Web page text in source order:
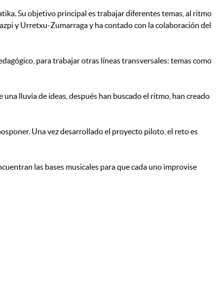
Su objetivo principal es trabajar diferentes temas, al ritmo
y Urretxu-Zumarraga y ha contado con la colaboración del
para trabajar otras líneas transversales: temas como
lluvia de ideas, después han buscado el ritmo, han creado
Una vez desarrollado el proyecto piloto, el reto es
las bases musicales para que cada uno improvise